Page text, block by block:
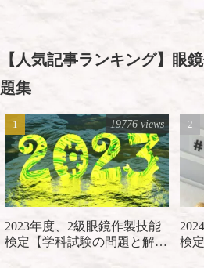
【人気記事ランキング】眼
題集
2023年度、2級眼鏡作製技能
検定【学科試験の問題と解
19776 views
検